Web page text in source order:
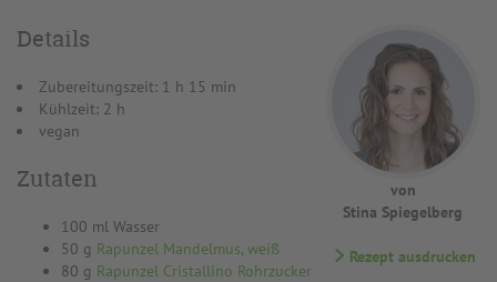
von
Stina Spiegelberg
Rezept ausdrucken
Details
Zubereitungszeit: 1 h 15 min
Kühlzeit: 2 h
vegan
Zutaten
100 ml Wasser
50 g Rapunzel Mandelmus, weiß
80 g Rapunzel Cristallino Rohrzucker